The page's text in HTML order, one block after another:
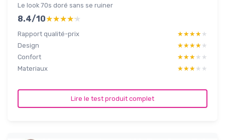
Le look 70s doré sans se ruiner
8.4/10★★★★★
★★★★★
Rapport qualité-prix ★★★★★
★★★★★
Design
★★★★★
★★★★★
Confort
★★★★★
★★★★★
Materiaux
★★★★★
★★★★★
Lire le test produit complet